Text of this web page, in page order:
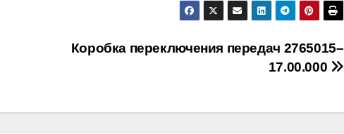
Коробка переключения передач 2765015–
17.00.000